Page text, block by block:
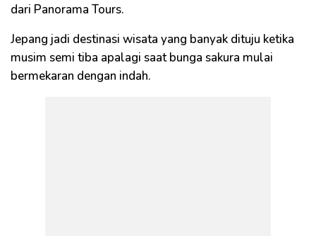
dari Panorama Tours.
Jepang jadi destinasi wisata yang banyak dituju ketika
musim semi tiba apalagi saat bunga sakura mulai
bermekaran dengan indah.